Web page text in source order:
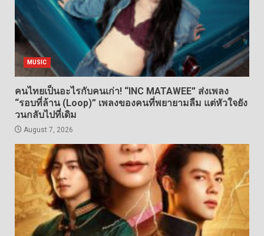
MUSIC
คนไทยเป็นอะไรกับคนเก่า! “INC MATAWEE” ส่งเพลง
“รอบที่ล้าน (Loop)” เพลงของคนที่พยายามลืม แต่หัวใจยัง
วนกลับไปที่เดิม
August 7, 2026